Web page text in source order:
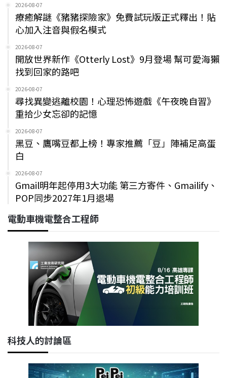
2026-08-07
療癒解謎《豬豬探險家》免費試玩版正式釋出！貼
心加入注音與假名模式
2026-08-07
開放世界新作《Otterly Lost》9月登場 幫可愛海獺
找到回家的路吧
2026-08-07
尋找異變逃離校園！心理恐怖遊戲《午夜晚自習》
重拾少女忘卻的記憶
2026-08-07
黑豆、鷹嘴豆都上榜！專家推薦「豆」陣補足高蛋
白
2026-08-07
Gmail明年起停用3大功能 第三方寄件、Gmailify、
POP同步2027年1月退場
電動車機電整合工程師
科技人的討論區